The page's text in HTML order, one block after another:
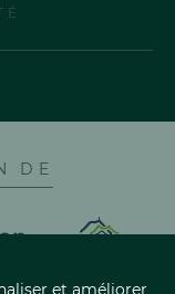
DE
et améliorer